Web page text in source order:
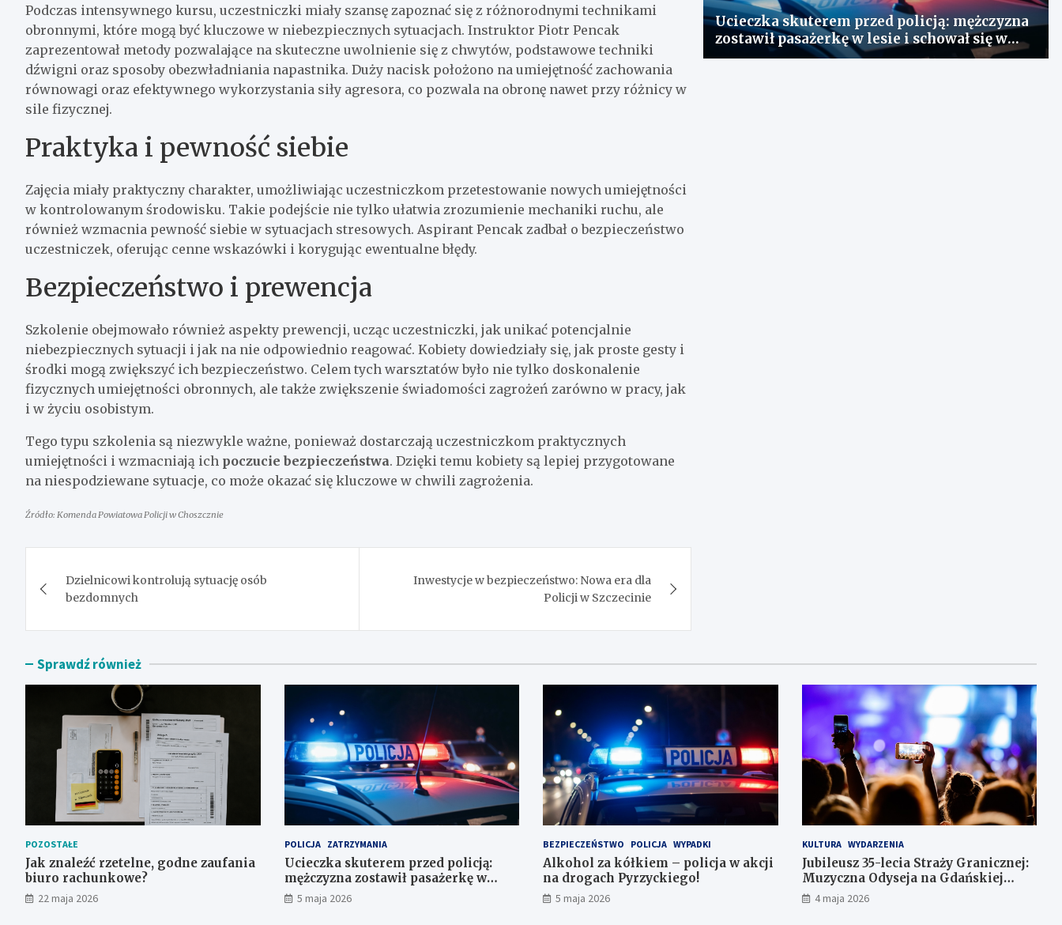
Podczas intensywnego kursu, uczestniczki miały szansę zapoznać się z różnorodnymi technikami
obronnymi, które mogą być kluczowe w niebezpiecznych sytuacjach. Instruktor Piotr Pencak
zaprezentował metody pozwalające na skuteczne uwolnienie się z chwytów, podstawowe techniki
dźwigni oraz sposoby obezwładniania napastnika. Duży nacisk położono na umiejętność zachowania
równowagi oraz efektywnego wykorzystania siły agresora, co pozwala na obronę nawet przy różnicy w
sile fizycznej.
Praktyka i pewność siebie
Zajęcia miały praktyczny charakter, umożliwiając uczestniczkom przetestowanie nowych umiejętności
w kontrolowanym środowisku. Takie podejście nie tylko ułatwia zrozumienie mechaniki ruchu, ale
również wzmacnia pewność siebie w sytuacjach stresowych. Aspirant Pencak zadbał o bezpieczeństwo
uczestniczek, oferując cenne wskazówki i korygując ewentualne błędy.
Bezpieczeństwo i prewencja
Szkolenie obejmowało również aspekty prewencji, ucząc uczestniczki, jak unikać potencjalnie
niebezpiecznych sytuacji i jak na nie odpowiednio reagować. Kobiety dowiedziały się, jak proste gesty i
środki mogą zwiększyć ich bezpieczeństwo. Celem tych warsztatów było nie tylko doskonalenie
fizycznych umiejętności obronnych, ale także zwiększenie świadomości zagrożeń zarówno w pracy, jak
i w życiu osobistym.
Tego typu szkolenia są niezwykle ważne, ponieważ dostarczają uczestniczkom praktycznych
umiejętności i wzmacniają ich poczucie bezpieczeństwa. Dzięki temu kobiety są lepiej przygotowane
na niespodziewane sytuacje, co może okazać się kluczowe w chwili zagrożenia.
Źródło: Komenda Powiatowa Policji w Choszcznie
wpisu
Dzielnicowi kontrolują sytuację osób
bezdomnych
Inwestycje w bezpieczeństwo: Nowa era dla
Policji w Szczecinie
Ucieczka skuterem przed policją: mężczyzna
zostawił pasażerkę w lesie i schował się w
lodówce
Sprawdź również
POZOSTAŁE
Jak znaleźć rzetelne, godne zaufania
biuro rachunkowe?
22 maja 2026
POLICJA ZATRZYMANIA
Ucieczka skuterem przed policją:
mężczyzna zostawił pasażerkę w
lesie i schował się w lodówce
5 maja 2026
BEZPIECZEŃSTWO POLICJA WYPADKI
Alkohol za kółkiem – policja w akcji
na drogach Pyrzyckiego!
5 maja 2026
KULTURA WYDARZENIA
Jubileusz 35-lecia Straży Granicznej:
Muzyczna Odyseja na Gdańskiej
Ołowiance
4 maja 2026